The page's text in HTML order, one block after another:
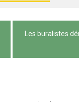
Les buralistes